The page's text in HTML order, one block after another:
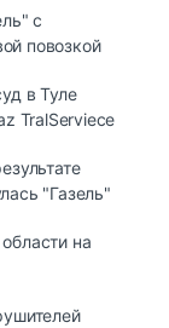
с
повозкой
в Туле
TralServiece
"Газель"
на